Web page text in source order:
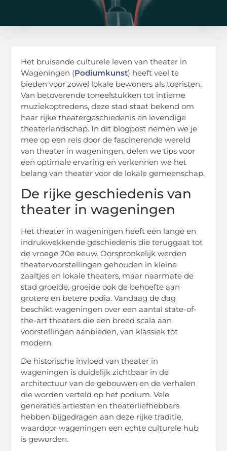
Het bruisende culturele leven van theater in
Wageningen (Podiumkunst) heeft veel te
bieden voor zowel lokale bewoners als toeristen.
Van betoverende toneelstukken tot intieme
muziekoptredens, deze stad staat bekend om
haar rijke theatergeschiedenis en levendige
theaterlandschap. In dit blogpost nemen we je
mee op een reis door de fascinerende wereld
van theater in wageningen, delen we tips voor
een optimale ervaring en verkennen we het
belang van theater voor de lokale gemeenschap.
De rijke geschiedenis van
theater in wageningen
Het theater in wageningen heeft een lange en
indrukwekkende geschiedenis die teruggaat tot
de vroege 20e eeuw. Oorspronkelijk werden
theatervoorstellingen gehouden in kleine
zaaltjes en lokale theaters, maar naarmate de
stad groeide, groeide ook de behoefte aan
grotere en betere podia. Vandaag de dag
beschikt wageningen over een aantal state-of-
the-art theaters die een breed scala aan
voorstellingen aanbieden, van klassiek tot
modern.
De historische invloed van theater in
wageningen is duidelijk zichtbaar in de
architectuur van de gebouwen en de verhalen
die worden verteld op het podium. Vele
generaties artiesten en theaterliefhebbers
hebben bijgedragen aan deze rijke traditie,
waardoor wageningen een echte culturele hub
is geworden.